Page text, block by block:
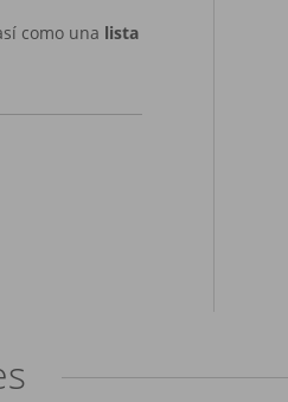
como una lista